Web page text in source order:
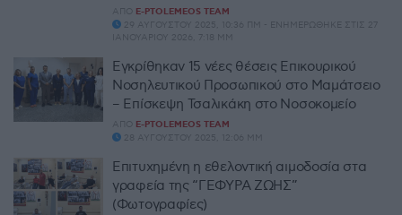
ΑΠΌ E-PTOLEMEOS TEAM
29 ΑΥΓΟΎΣΤΟΥ 2025, 10:36 ΠΜ - ΕΝΗΜΕΡΏΘΗΚΕ ΣΤΙΣ 27
ΙΑΝΟΥΑΡΊΟΥ 2026, 7:18 ΜΜ
Εγκρίθηκαν 15 νέες θέσεις Επικουρικού
Νοσηλευτικού Προσωπικού στο Μαμάτσειο
– Επίσκεψη Τσαλικάκη στο Νοσοκομείο
ΑΠΌ E-PTOLEMEOS TEAM
28 ΑΥΓΟΎΣΤΟΥ 2025, 12:06 ΜΜ
Επιτυχημένη η εθελοντική αιμοδοσία στα
γραφεία της “ΓΕΦΥΡΑ ΖΩΗΣ”
(Φωτογραφίες)